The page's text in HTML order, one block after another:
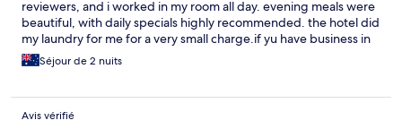
reviewers, and i worked in my room all day. evening meals were
beautiful, with daily specials highly recommended. the hotel did
my laundry for me for a very small charge.if yu have business in
the region, i would recommend this place.
Séjour de 2 nuits
Avis vérifié